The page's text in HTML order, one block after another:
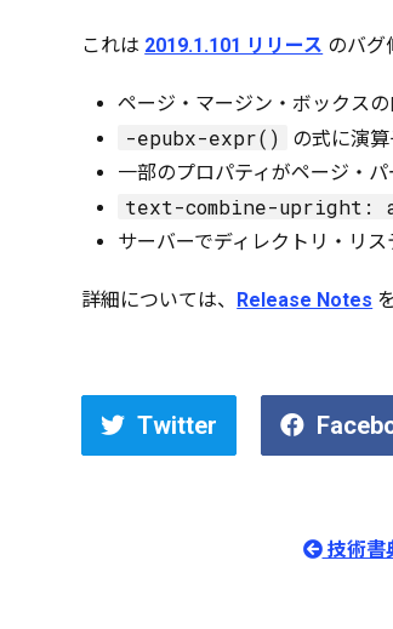
これは 2019.1.101 リリース のバグ
ページ・マージン・ボックス
-epubx-expr() の式に演
一部のプロパティがページ・
text-combine-upright:
サーバーでディレクトリ・リ
詳細については、 Release Notes
Twitter
技術書